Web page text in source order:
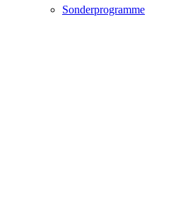
Sonderprogramme